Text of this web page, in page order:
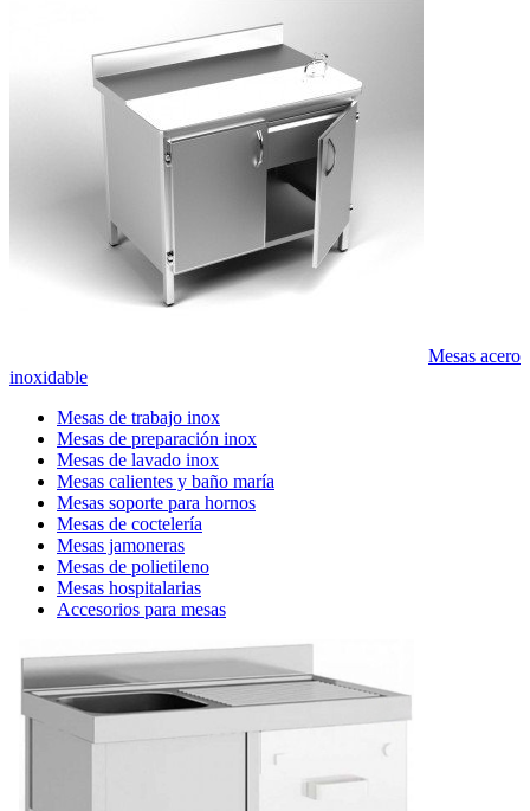
Mesas acero
inoxidable
Mesas de trabajo inox
Mesas de preparación inox
Mesas de lavado inox
Mesas calientes y baño maría
Mesas soporte para hornos
Mesas de coctelería
Mesas jamoneras
Mesas de polietileno
Mesas hospitalarias
Accesorios para mesas